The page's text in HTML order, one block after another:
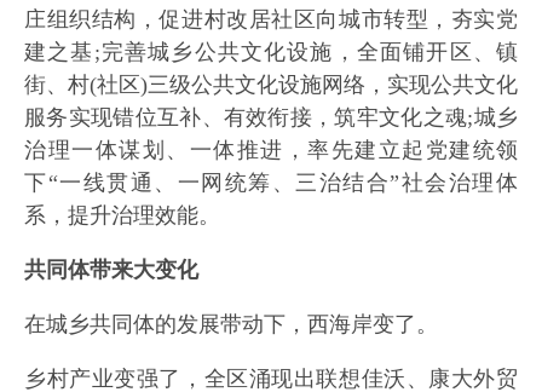
庄组织结构，促进村改居社区向城市转型，夯实党
建之基;完善城乡公共文化设施，全面铺开区、镇
街、村(社区)三级公共文化设施网络，实现公共文化
服务实现错位互补、有效衔接，筑牢文化之魂;城乡
治理一体谋划、一体推进，率先建立起党建统领
下“一线贯通、一网统筹、三治结合”社会治理体
系，提升治理效能。
共同体带来大变化
在城乡共同体的发展带动下，西海岸变了。
乡村产业变强了，全区涌现出联想佳沃、康大外贸